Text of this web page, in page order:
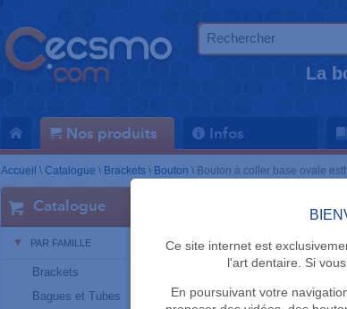
La
Nos produits Infos
Ce site internet est
l'art dentaire. Si
En poursuivant votre
Accueil \ Catalogue \ Brackets \ Bouton \ Bouton à coller base ovale
Catalogue
PAR FAMILLE
Brackets
Bagues et Tubes